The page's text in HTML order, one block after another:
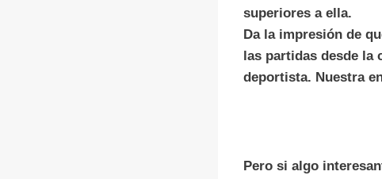
superiores a ella.
Da la impresión de
las partidas desde la
deportista. Nuestra
Pero si algo